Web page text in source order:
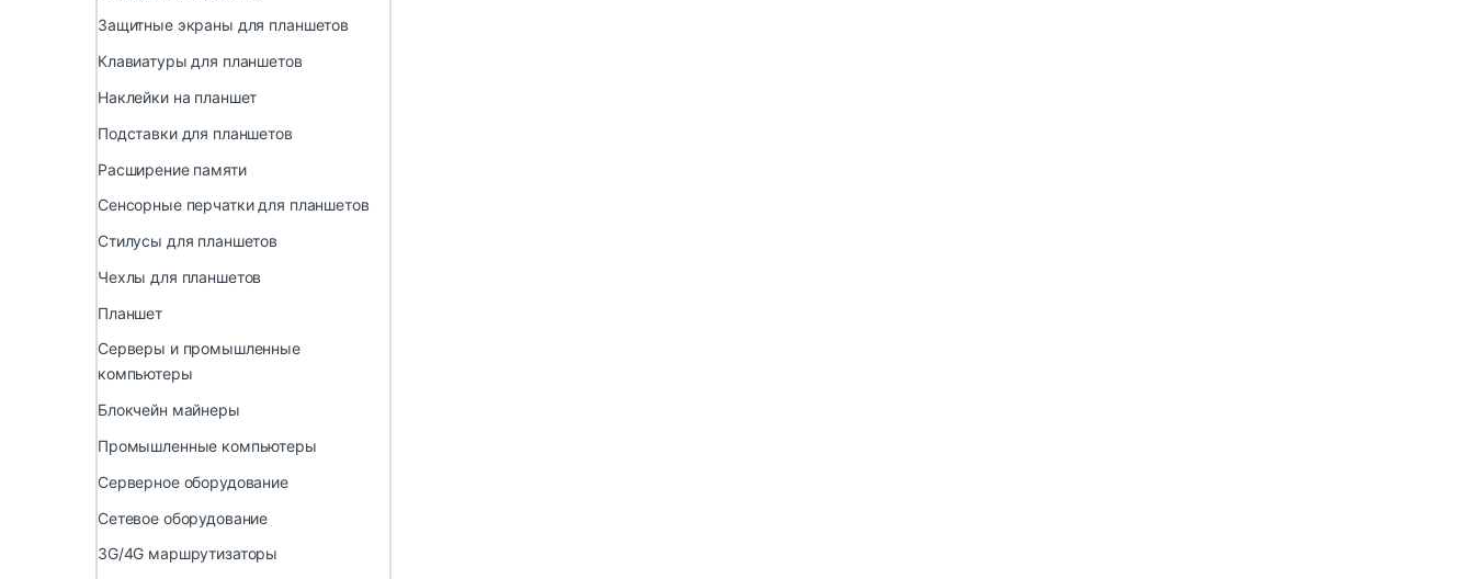
Защитные экраны для планшетов
Клавиатуры для планшетов
Наклейки на планшет
Подставки для планшетов
Расширение памяти
Сенсорные перчатки для планшетов
Стилусы для планшетов
Чехлы для планшетов
Планшет
Серверы и промышленные
компьютеры
Блокчейн майнеры
Промышленные компьютеры
Серверное оборудование
Сетевое оборудование
3G/4G маршрутизаторы